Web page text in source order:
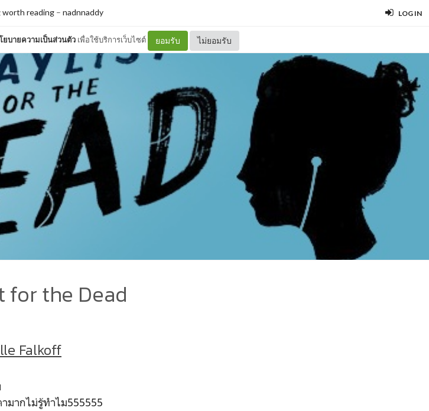
LOG IN
ยบายความเป็นส่วนตัว เพื่อใช้บริการเว็บไซต์ ยอมรับ ไม่ยอมรับ
worth reading– nadnnaddy
for the Dead
Falkoff
มากไม่รู้ทำไม555555